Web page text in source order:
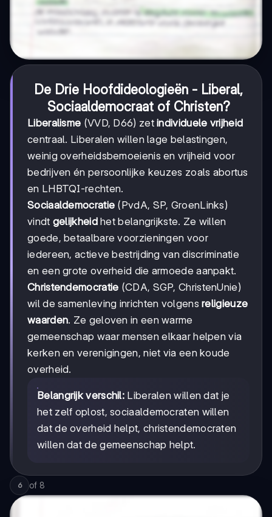
De Drie Hoofdideologieën - Liberal,
Sociaaldemocraat of Christen?
Liberalisme (VVD, D66) zetindividuele vrijheid
centraal. Liberalen willen lage belastingen,
weinig overheidsbemoeienis en vrijheid voor
bedrijven én persoonlijke keuzes zoals abortus
en LHBTQI-rechten.
Sociaaldemocratie (PvdA, SP, GroenLinks)
vindt gelijkheidhet belangrijkste. Ze willen
goede, betaalbare voorzieningen voor
iedereen, actieve bestrijding van discriminatie
en een grote overheid die armoede aanpakt.
Christendemocratie (CDA, SGP, ChristenUnie)
wil de samenleving inrichten volgensreligieuze
waarden. Ze geloven in een warme
gemeenschap waar mensen elkaar helpen via
kerken en verenigingen, niet via een koude
overheid.
Belangrijk verschil: Liberalen willen dat je
het zelf oplost, sociaaldemocraten willen
dat de overheid helpt, christendemocraten
willen dat de gemeenschap helpt.
6 of 8